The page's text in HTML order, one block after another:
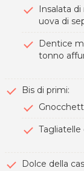
Insalata
uova di
Dentice
tonno
Bis di primi:
Dolce della